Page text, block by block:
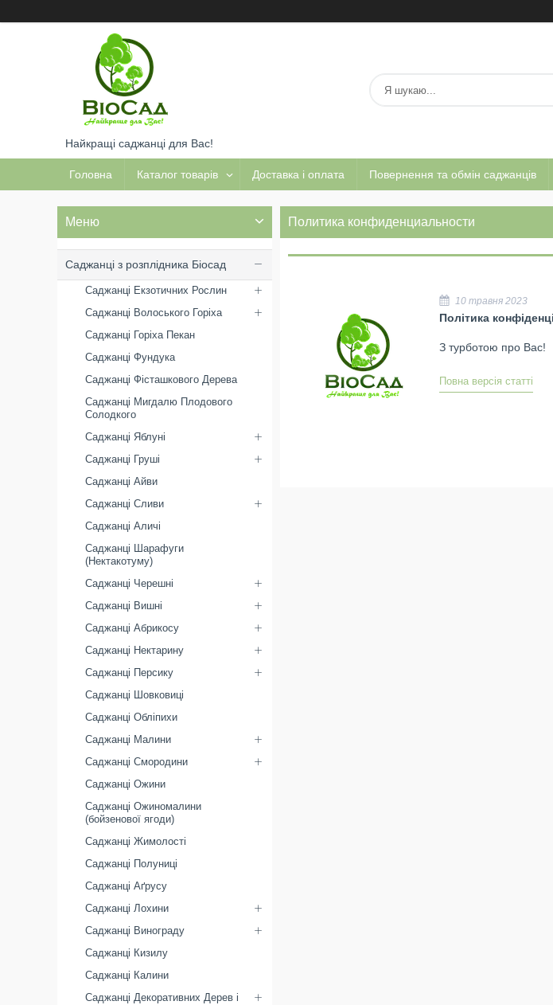
Найкращі саджанці для Вас!
Головна Каталог товарів Доставка і оплата Повернення та обмін саджанців
Политика конфиденциальности
10 травня 2023
Політика
З турботою про Вас!
Повна версія статті
Саджанці з розплідника Біосад
Саджанці Екзотичних Рослин
Саджанці Волоського Горіха
Саджанці Горіха Пекан
Саджанці Фундука
Саджанці Фісташкового Дерева
Саджанці Мигдалю Плодового
Солодкого
Саджанці Яблуні
Саджанці Груші
Саджанці Айви
Саджанці Сливи
Саджанці Аличі
Саджанці Шарафуги
(Нектакотуму)
Саджанці Черешні
Саджанці Вишні
Саджанці Абрикосу
Саджанці Нектарину
Саджанці Персику
Саджанці Шовковиці
Саджанці Обліпихи
Саджанці Малини
Саджанці Смородини
Саджанці Ожини
Саджанці Ожиномалини
(бойзенової ягоди)
Саджанці Жимолості
Саджанці Полуниці
Саджанці Аґрусу
Саджанці Лохини
Саджанці Винограду
Саджанці Кизилу
Саджанці Калини
Саджанці Декоративних Дерев і